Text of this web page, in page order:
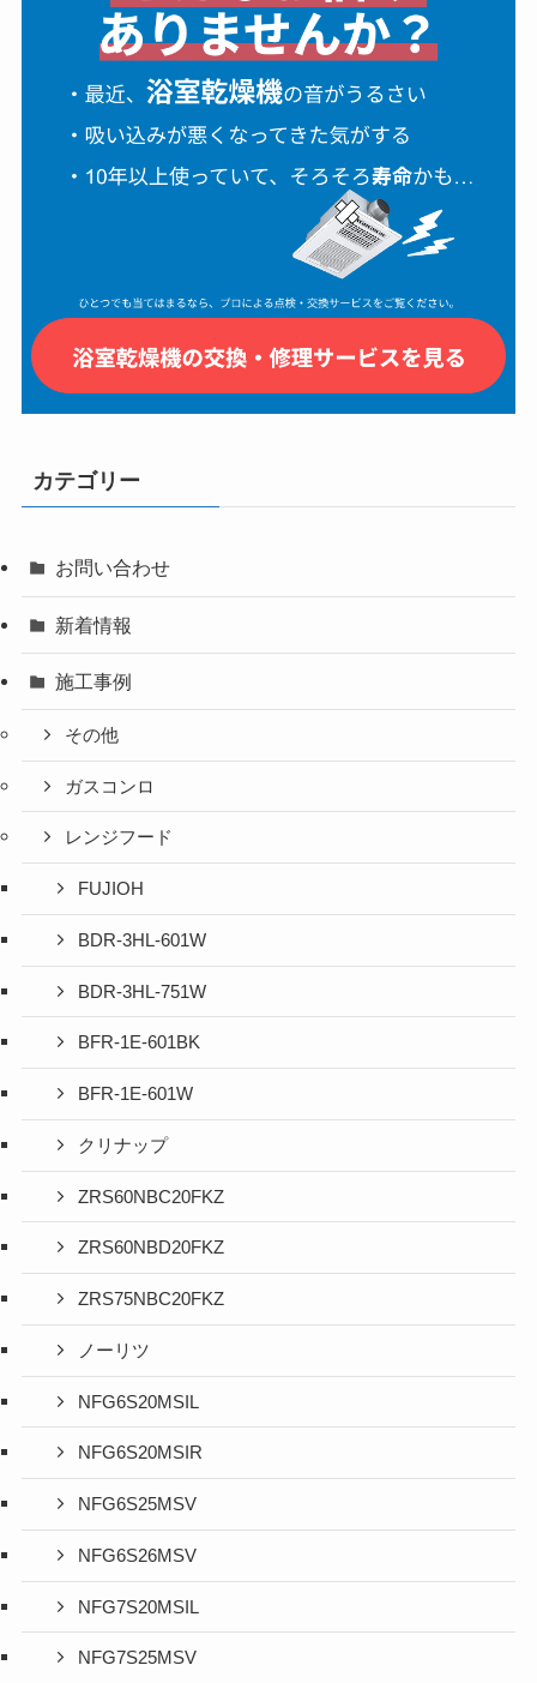
カテゴリー
お問い合わせ
新着情報
施工事例
その他
ガスコンロ
レンジフード
FUJIOH
BDR-3HL-601W
BDR-3HL-751W
BFR-1E-601BK
BFR-1E-601W
クリナップ
ZRS60NBC20FKZ
ZRS60NBD20FKZ
ZRS75NBC20FKZ
ノーリツ
NFG6S20MSIL
NFG6S20MSIR
NFG6S25MSV
NFG6S26MSV
NFG7S20MSIL
NFG7S25MSV